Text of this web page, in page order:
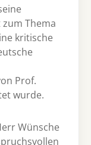
Thema
kritische
Prof.
wurde.
Wünsche